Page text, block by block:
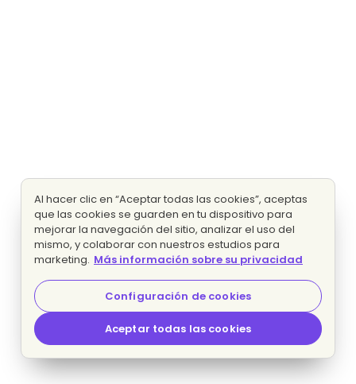
Al hacer clic en “Aceptar todas las cookies”, aceptas
que las cookies se guarden en tu dispositivo para
mejorar la navegación del sitio, analizar el uso del
mismo, y colaborar con nuestros estudios para
marketing. Más información sobre su privacidad
Configuración de cookies
Aceptar todas las cookies